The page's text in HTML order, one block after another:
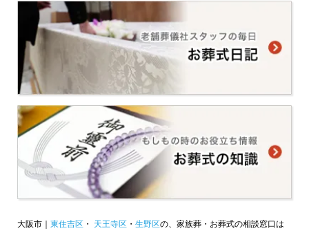
大阪市｜ 東住吉区 ・ 天王寺区 ・ 生野区の、家族葬・お葬式の相談窓口は